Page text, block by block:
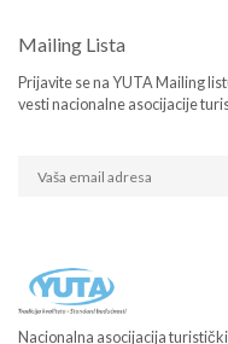
Mailing Lista
Prijavite se na YUTA Mailing
vesti nacionalne asocijacije
Nacionalna asocijacija